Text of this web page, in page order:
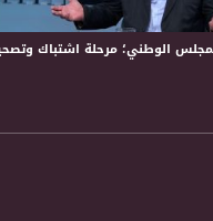
باحداث الساعة في الشان السياسي
عموما. الى جانب ذلك فان البرنامج
الوطني؛ مرحلة اشتباك وتصحيح لخلل أوسلو –
5-2018- التاسعة